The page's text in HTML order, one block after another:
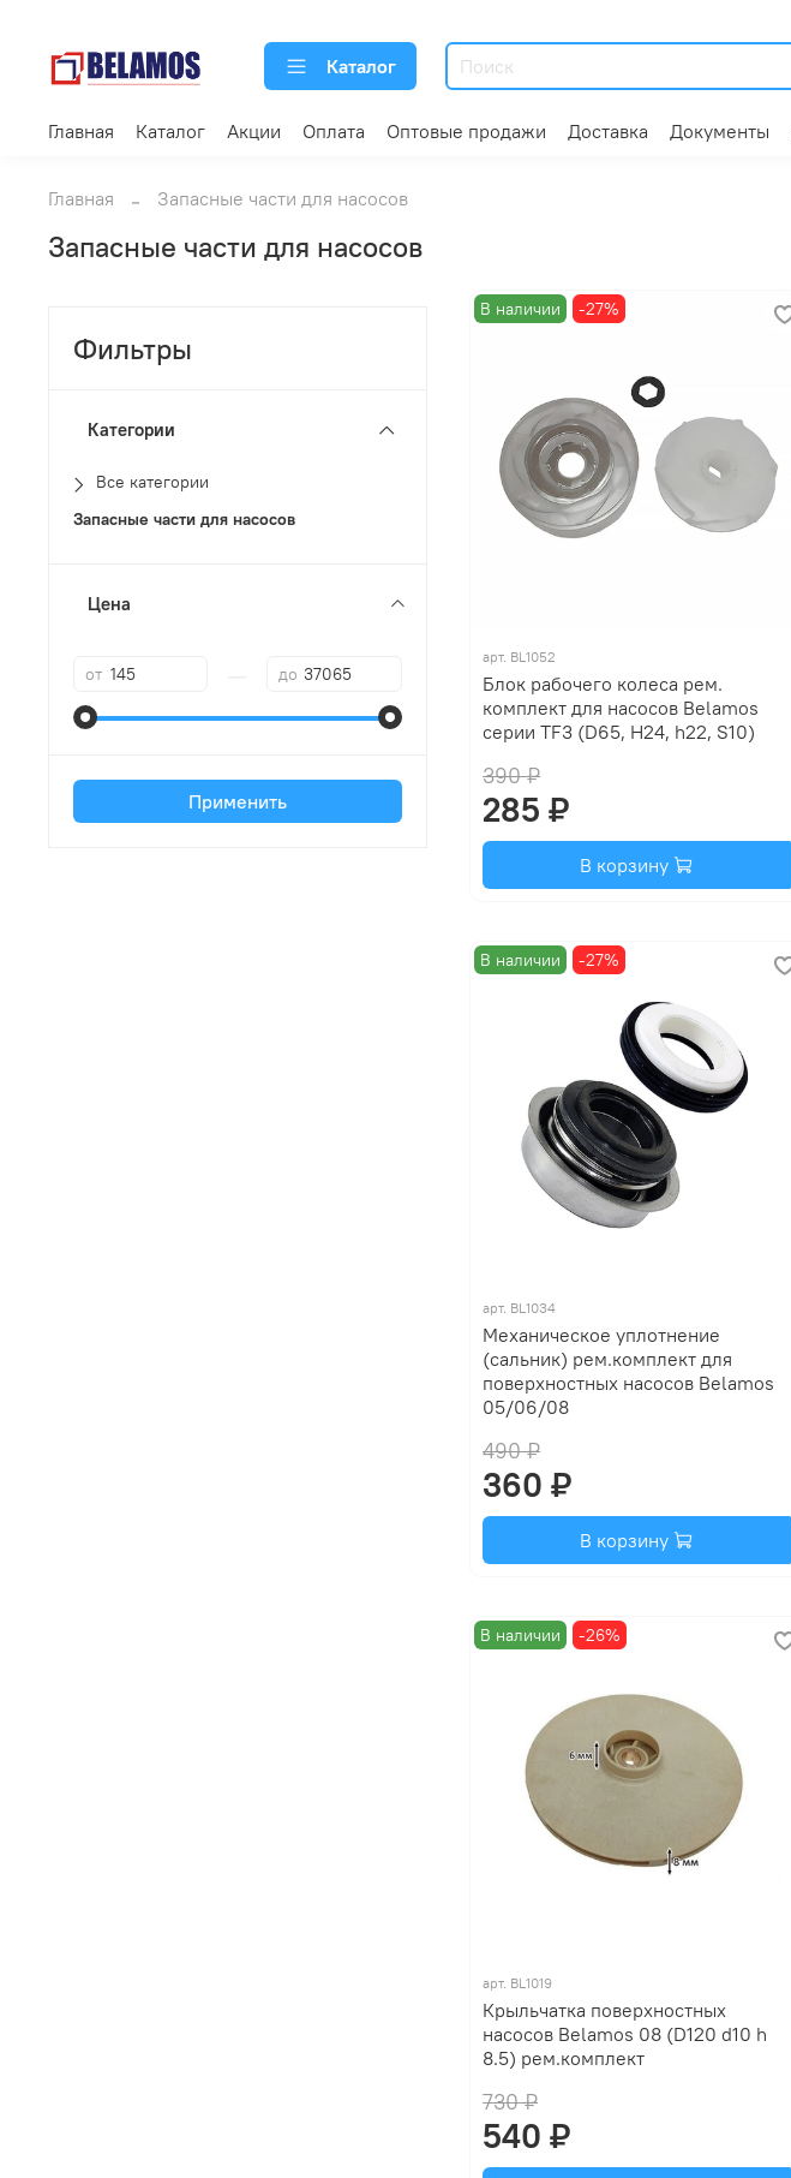
Каталог
Главная Каталог Акции Оплата Оптовые продажи Доставка Документы
Главная Запасные части для насосов
Запасные части для насосов
В наличии -27%
арт. BL1052
Блок рабочего колеса рем.
комплект для насосов Belamos
серии TF3 (D65, H24, h22, S10)
390 ₽
285 ₽
В корзину
В наличии -27%
арт. BL1034
Механическое уплотнение
(сальник) рем.комплект для
поверхностных насосов Belamos
05/06/08
490 ₽
360 ₽
В корзину
В наличии -26%
арт. BL1019
Крыльчатка поверхностных
насосов Belamos 08 (D120 d10 h
8.5) рем.комплект
730 ₽
540 ₽
Фильтры
Категории
Все категории
Запасные части для насосов
Цена
от до
Применить